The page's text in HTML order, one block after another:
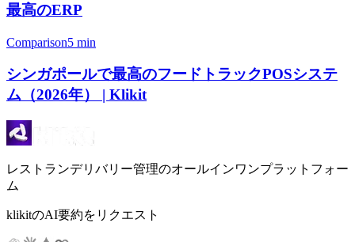
最高のERP
Comparison5 min
シンガポールで最高のフードトラックPOSシステ
ム（2026年） | Klikit
レストランデリバリー管理のオールインワンプラットフォー
ム
klikitのAI要約をリクエスト